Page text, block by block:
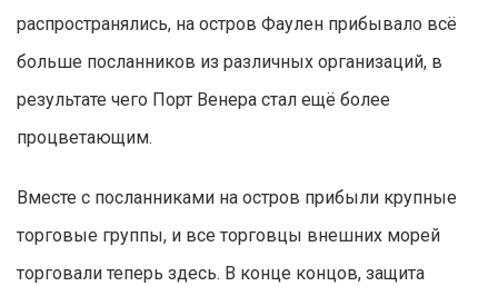
распространялись, на остров Фаулен прибывало всё
больше посланников из различных организаций, в
результате чего Порт Венера стал ещё более
процветающим.
Вместе с посланниками на остров прибыли крупные
торговые группы, и все торговцы внешних морей
торговали теперь здесь. В конце концов, защита